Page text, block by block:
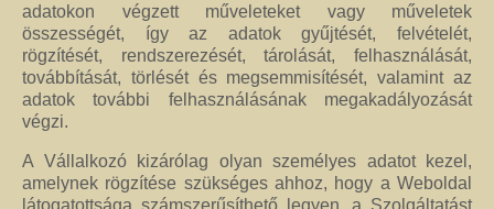
A szobai növények, kaktuszok a lakás díszei, de sajnos nem vagy csak ritkán
virágoznak.Biztosan Ön is szép kaspóba vagy díszes tartóba teszi őket, de
ennél többet is tehet értük. A kézműves Virág ékszerekkel színesebbé és
egyedibbé varázsolhatja virágait. Ezeket a díszeket ásvány, féldrágakő,
kristály felhasználásával, dróthajlításos technikával készítettem, és
garantáltan nincs két egyforma közöttük. Ha cserepes növényt ajándékoz
adatokon végzett műveleteket vagy műveletek
összességét, így az adatok gyűjtését, felvételét,
rögzítését, rendszerezését, tárolását, felhasználását,
továbbítását, törlését és megsemmisítését, valamint az
adatok további felhasználásának megakadályozását
végzi.
A Vállalkozó kizárólag olyan személyes adatot kezel,
amelynek rögzítése szükséges ahhoz, hogy a Weboldal
látogatottsága számszerűsíthető legyen, a Szolgáltatást